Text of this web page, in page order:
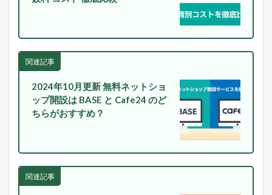
E
に
配
中
！
2
市
関連記事
2024年10月更新 無料ネットショ
ップ開設は BASE と Cafe24 のど
ちらがおすすめ？
関連記事